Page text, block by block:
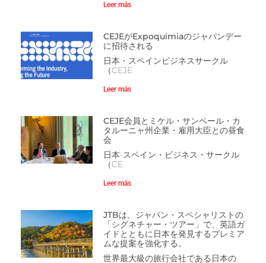
Leer más
CEJEがExpoquimiaのジャパンデー
に招待される
日本・スペインビジネスサークル
（CEJE
Leer más
CEJE会員とミケル・サンペール・カ
タルーニャ州企業・雇用大臣との昼食
会
日本-スペイン・ビジネス・サークル
（CE
Leer más
JTBは、ジャパン・スペシャリストの
「シグネチャー・ツアー」で、英語ガ
イドとともに日本を発見するプレミア
ムな提案を強化する。
世界最大級の旅行会社である日本の